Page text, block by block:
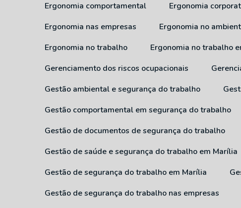
Ergonomia comportamental
Ergonomia
Ergonomia nas empresas
Ergonomia no
Ergonomia no trabalho
Ergonomia no trabalho
Gerenciamento dos riscos ocupacionais
Gestão ambiental e segurança do trabalho
Gestão comportamental em segurança do trabalho
Gestão de documentos de segurança do trabalho
Gestão de saúde e segurança do trabalho em Marília
Gestão de segurança do trabalho em Marília
Gestão de segurança do trabalho nas empresas